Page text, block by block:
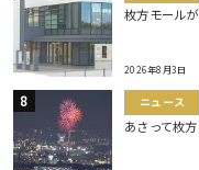
枚方モール
2026年8月3日
ニュース
あさって枚